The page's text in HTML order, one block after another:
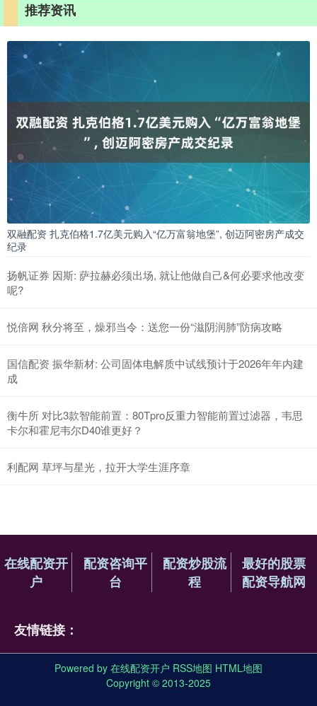
推荐资讯
双融配资 扎克伯格1.7亿美元购入“亿万富翁地堡”, 创迈阿密房产成交
纪录
扬帆证券 因斯: 萨拉赫必须出场, 就让他做自己&何必要求他改变
呢?
悦倍网 秋分将至，燥邪当令：送您一份“滋阴润肺”防病攻略
国信配资 振华新材: 公司固体电解质中试线预计于2026年年内建
成
衡牛所 对比3款智能前置：80Tpro反重力智能前置过滤器，韦思
卡尔和霍尼韦尔D40谁更好？
利配网 草坪与星光，拉开大学生涯序章
在线配资开
户
配资咨询平
台
配资炒股流
程
最好的股票
配资导航网
友情链接：
Powered by 在线配资开户 RSS地图 HTML地图
Copyright © 2013-2025